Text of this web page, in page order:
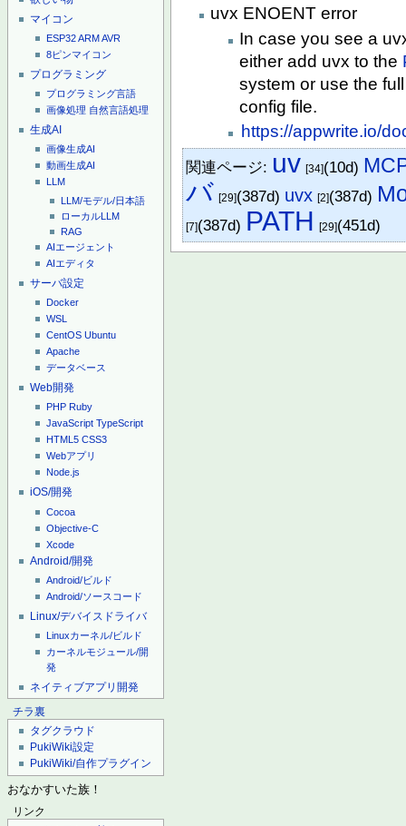
マイコン
ESP32ARMAVR
8ピンマイコン
プログラミング
プログラミング言語
画像処理 自然言語処理
生成AI
画像生成AI
動画生成AI
LLM
LLM/モデル/日本語
ローカルLLM
RAG
AIエージェント
AIエディタ
サーバ設定
Docker
WSL
CentOS Ubuntu
Apache
データベース
Web開発
PHP Ruby
JavaScript TypeScript
HTML5 CSS3
Webアプリ
Node.js
iOS/開発
Cocoa
Objective-C
Xcode
Android/開発
Android/ビルド
Android/ソースコード
Linux/デバイスドライバ
Linuxカーネル/ビルド
カーネルモジュール/開
発
ネイティブアプリ開発
チラ裏
タグクラウド
PukiWiki設定
PukiWiki/自作プラグイン
おなかすいた族！
リンク
uvx ENOENT error
In case you see a
either add uvx to the
system or use the
config file.
https://appwrite.io/
関連ページ: uv [34](10d)
バ [29](387d) uvx [2](387d)
[7](387d) PATH [29](451d)